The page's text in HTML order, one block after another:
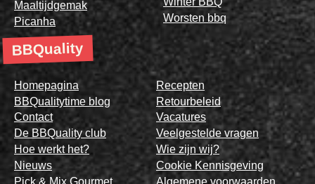
Maaltijdgemak
Picanha
Worsten bbq
BBQuality
Homepagina
BBQualitytime blog
Contact
De BBQuality club
Hoe werkt het?
Nieuws
Pick & Mix Gourmet
Recepten
Retourbeleid
Vacatures
Veelgestelde vragen
Wie zijn wij?
Cookie Kennisgeving
Algemene voorwaarden